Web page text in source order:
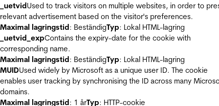
_uetvidUsed to track visitors on multiple websites, in order to
relevant advertisement based on the visitor's preferences.
Maximal lagringstid: BeständigTyp: Lokal HTML-lagring
_uetvid_expContains the expiry-date for the cookie with
corresponding name.
Maximal lagringstid: BeständigTyp: Lokal HTML-lagring
MUIDUsed widely by Microsoft as a unique user ID. The cookie
enables user tracking by synchronising the ID across many
domains.
Maximal lagringstid: 1 årTyp: HTTP-cookie